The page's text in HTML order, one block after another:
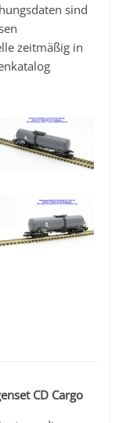
sind
zeitmäßig in
CD Cargo